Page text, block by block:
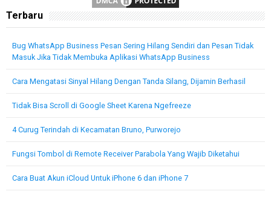
Terbaru
Bug WhatsApp Business Pesan Sering Hilang Sendiri dan Pesan Tidak
Masuk Jika Tidak Membuka Aplikasi WhatsApp Business
Cara Mengatasi Sinyal Hilang Dengan Tanda Silang, Dijamin Berhasil
Tidak Bisa Scroll di Google Sheet Karena Ngefreeze
4 Curug Terindah di Kecamatan Bruno, Purworejo
Fungsi Tombol di Remote Receiver Parabola Yang Wajib Diketahui
Cara Buat Akun iCloud Untuk iPhone 6 dan iPhone 7